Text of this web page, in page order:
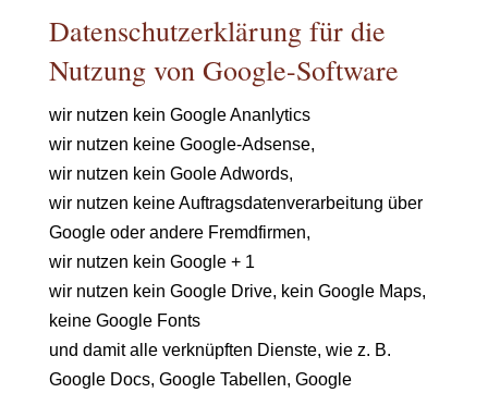
Datenschutzerklärung für die
Nutzung von Google-Software
wir nutzen kein Google Ananlytics
wir nutzen keine Google-Adsense,
wir nutzen kein Goole Adwords,
wir nutzen keine Auftragsdatenverarbeitung über
Google oder andere Fremdfirmen,
wir nutzen kein Google + 1
wir nutzen kein Google Drive, kein Google Maps,
keine Google Fonts
und damit alle verknüpften Dienste, wie z. B.
Google Docs, Google Tabellen, Google